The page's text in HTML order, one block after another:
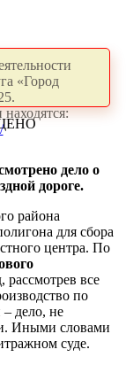
«Город
дело о
дороге.
района
для сбора
центра. По
рассмотрев все
по
дело, не
Иными словами
суде.